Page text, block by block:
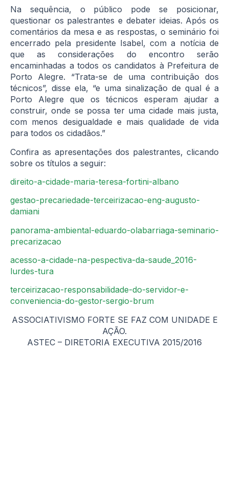
Na sequência, o público pode se posicionar,
questionar os palestrantes e debater ideias. Após os
comentários da mesa e as respostas, o seminário foi
encerrado pela presidente Isabel, com a notícia de
que as considerações do encontro serão
encaminhadas a todos os candidatos à Prefeitura de
Porto Alegre. “Trata-se de uma contribuição dos
técnicos”, disse ela, “e uma sinalização de qual é a
Porto Alegre que os técnicos esperam ajudar a
construir, onde se possa ter uma cidade mais justa,
com menos desigualdade e mais qualidade de vida
para todos os cidadãos.”
Confira as apresentações dos palestrantes, clicando
sobre os títulos a seguir:
direito-a-cidade-maria-teresa-fortini-albano
gestao-precariedade-terceirizacao-eng-augusto-
damiani
panorama-ambiental-eduardo-olabarriaga-seminario-
precarizacao
acesso-a-cidade-na-pespectiva-da-saude_2016-
lurdes-tura
terceirizacao-responsabilidade-do-servidor-e-
conveniencia-do-gestor-sergio-brum
ASSOCIATIVISMO FORTE SE FAZ COM UNIDADE E
AÇÃO.
ASTEC – DIRETORIA EXECUTIVA 2015/2016